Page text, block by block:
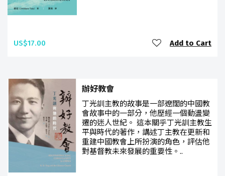
US$17.00 Add to Cart
辦好教會
丁光訓主教的故事是一部遼闊的中國教
會故事中的一部分，他歷經一個動盪變
遷的迷人世紀。 這本關乎丁光訓主教生
平與時代的著作，講述丁主教在更新和
重建中國教會上所扮演的角色，評估他
對基督教未來發展的重要性。..